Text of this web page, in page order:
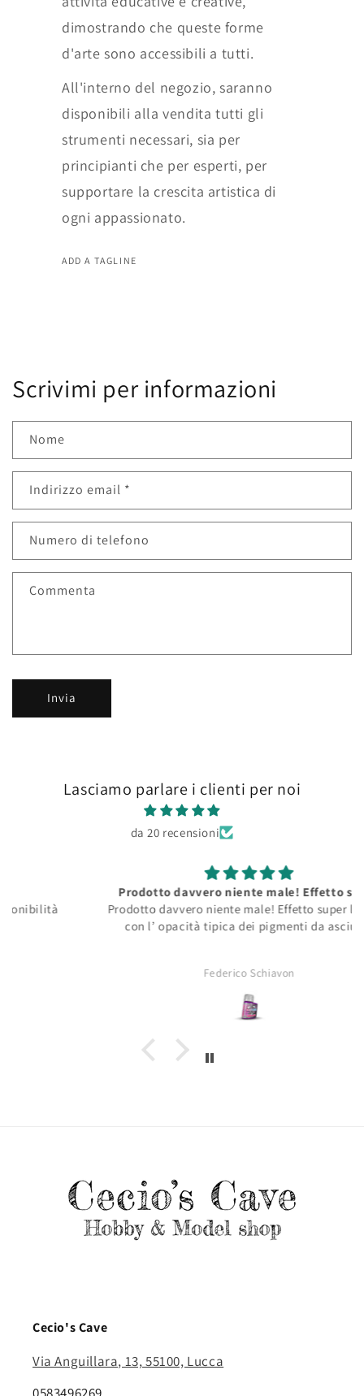
dimostrando che queste forme
d'arte sono accessibili a tutti.
All'interno del negozio, saranno
disponibili alla vendita tutti gli
strumenti necessari, sia per
principianti che per esperti, per
supportare la crescita artistica di
ogni appassionato.
ADD A TAGLINE
Scrivimi per informazioni
Nome
Indirizzo email *
Numero di telefono
Commenta
Invia
Lasciamo parlare i clienti per noi
da 20 recensioni
Prodotto davvero niente male! Effetto super
Prodotto davvero niente male! Effetto super lucente
con l’ opacità tipica dei pigmenti da asciutti!
Federico Schiavon
Cecio's Cave
Via Anguillara, 13, 55100, Lucca